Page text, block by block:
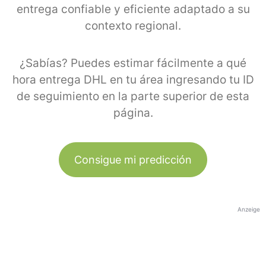
entrega confiable y eficiente adaptado a su
contexto regional.
¿Sabías? Puedes estimar fácilmente a qué
hora entrega DHL en tu área ingresando tu ID
de seguimiento en la parte superior de esta
página.
Consigue mi predicción
Anzeige